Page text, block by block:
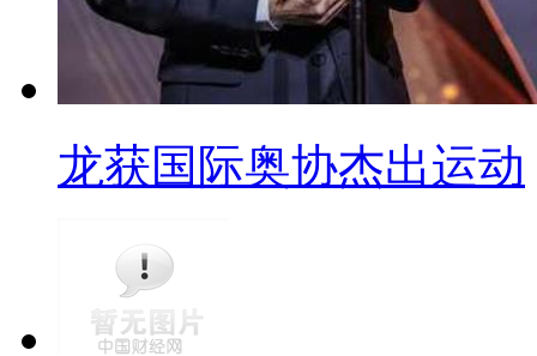
龙获国际奥协杰出运动